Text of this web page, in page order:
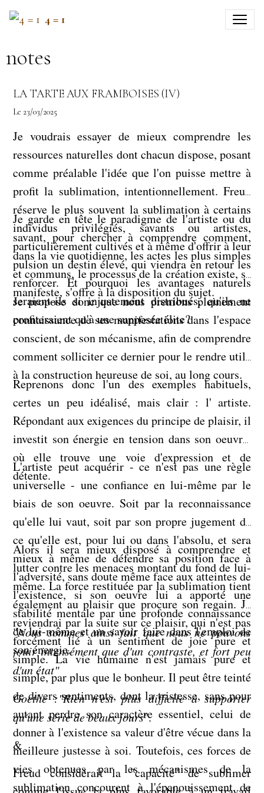
4 = 1
notes
LA TARTE AUX FRAMBOISES (IV)
Le 23/03/2025
Je voudrais essayer de mieux comprendre les
ressources naturelles dont chacun dispose, posant
comme préalable l'idée que l'on puisse mettre à
profit la sublimation, intentionnellement. Freud
réserve le plus souvent la sublimation à certains
individus privilégiés, savants ou artistes,
particulièrement cultivés et à même d'offrir à leur
pulsion un destin élevé, qui viendra en retour les
renforcer. Et pourquoi les avantages naturels
seraient-ils si injustement distribués, qu'ils ne
profiteraient qu'à une supposée élite?
Je garde en tête le paradigme de l'artiste ou du
savant, pour chercher à comprendre comment,
dans la vie quotidienne, les actes les plus simples
et communs, le processus de la création existe, se
manifeste, s'offre à la disposition du sujet.
Je propose donc que nous prenions pleinement
connaissance de ses manifestations dans l'espace
conscient, de son mécanisme, afin de comprendre
comment solliciter ce dernier pour le rendre utile
à la construction heureuse de soi, au long cours.
Reprenons donc l'un des exemples habituels,
certes un peu idéalisé, mais clair : l' artiste.
Répondant aux exigences du principe de plaisir, il
investit son énergie en tension dans son oeuvre,
où elle trouve une voie d'expression et de
détente.
L'artiste peut acquérir - ce n'est pas une règle
universelle - une confiance en lui-même par le
biais de son oeuvre. Soit par la reconnaissance
qu'elle lui vaut, soit par son propre jugement de
ce qu'elle est, pour lui ou dans l'absolu, et sera
mieux à même de défendre sa position face à
l'adversité, sans doute même face aux atteintes de
l'existence, si son oeuvre lui a apporté une
stabilité mentale par une profonde connaissance
de lui-même et un savoir faire dans l'emploi de
son énergie.
Alors il sera mieux disposé à comprendre et
lutter contre les menaces montant du fond de lui-
même. La force restituée par la sublimation tient
également au plaisir que procure son regain. Je
reviendrai par la suite sur ce plaisir, qui n'est pas
forcément lié à un sentiment de joie pure et
simple. La vie humaine n'est jamais pure et
simple, par plus que le bonheur. Il peut être teinté
de divers sentiments, dont la tristesse, sans pour
autant perdre son caractère essentiel, celui de
donner à l'existence sa valeur d'être vécue dans la
meilleure justesse à soi. Toutefois, ces forces de
vies obtenues par les mécanismes de la
sublimation concourent à l'épanouissement de
"Nous sommes ainsi fait que nous ne pouvons
jouir intensément que d'un contraste, et fort peu
d'un état"
Goethe :"Rien n'est plus difficile à supporter
qu'une série de beaux jours".
&
Freud considérait la "capacité" de sublimer